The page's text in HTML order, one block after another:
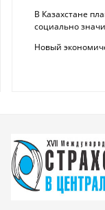
В Казахстане
социально
Новый